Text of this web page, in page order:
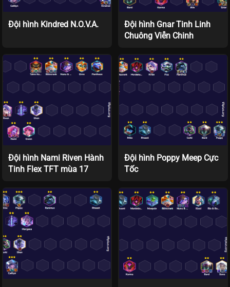
Đội hình Kindred N.O.V.A.
Đội hình Gnar Tinh Linh
Chuông Viễn Chinh
Đội hình Nami Riven Hành
Tinh Flex TFT mùa 17
Đội hình Poppy Meep Cực
Tốc